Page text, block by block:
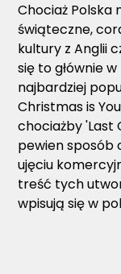
Chociaż
świąteczne,
kultury z Anglii
się to głównie
najbardziej
Christmas is
chociażby 'Last
pewien sposób
ujęciu
treść tych
wpisują się w